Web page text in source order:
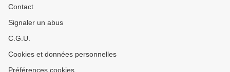
Contact
Signaler un abus
C.G.U.
Cookies et données personnelles
Préférences cookies